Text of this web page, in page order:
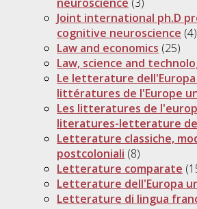
Joint international ph.D
cognitive neuroscience (4)
Law and economics (25)
Law, science and
Le letterature dell'Europa
littératures de l'Europe
Les litteratures de
literatures-letterature
Letterature classiche,
postcoloniali (8)
Letterature comparate
Letterature dell'Europa
Letterature di lingua